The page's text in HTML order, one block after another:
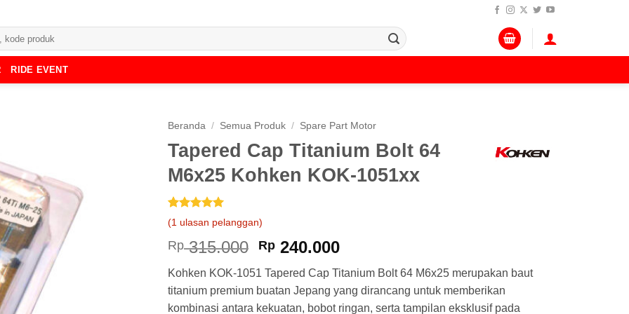
RIDE EVENT
Beranda / Semua Produk / Spare Part Motor
Tapered Cap Titanium Bolt 64
M6x25 Kohken KOK-1051xx
Peringkat5
dari 5
berdasarkan
1
penilaian
(1 ulasan pelanggan)
Rp315.000 Harga
adalah:
Rp 315.000.
Rp 240.000Harga
ini
adalah:
Kohken KOK-1051 Tapered Cap Titanium Bolt 64 M6x25 merupakan baut
titanium premium buatan Jepang yang dirancang untuk memberikan
kombinasi antara kekuatan, bobot ringan, serta tampilan eksklusif pada